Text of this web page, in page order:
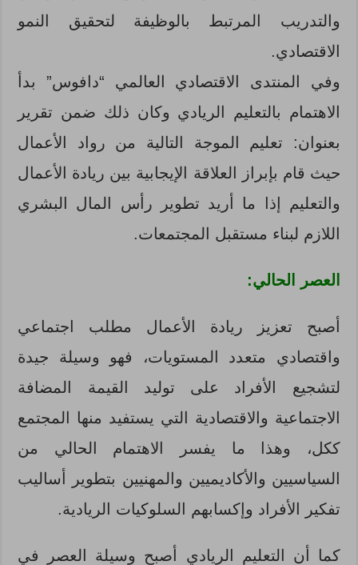
والتدريب المرتبط بالوظيفة لتحقيق النمو
الاقتصادي.
وفي المنتدى الاقتصادي العالمي “دافوس” بدأ
الاهتمام بالتعليم الريادي وكان ذلك ضمن تقرير
بعنوان: تعليم الموجة التالية من رواد الأعمال
حيث قام بإبراز العلاقة الإيجابية بين ريادة الأعمال
والتعليم إذا ما أريد تطوير رأس المال البشري
اللازم لبناء مستقبل المجتمعات.
العصر الحالي:
أصبح تعزيز ريادة الأعمال مطلب اجتماعي
واقتصادي متعدد المستويات، فهو وسيلة جيدة
لتشجيع الأفراد على توليد القيمة المضافة
الاجتماعية والاقتصادية التي يستفيد منها المجتمع
ككل، وهذا ما يفسر الاهتمام الحالي من
السياسيين والأكاديميين والمهنيين بتطوير أساليب
تفكير الأفراد وإكسابهم السلوكيات الريادية.
كما أن التعليم الريادي أصبح وسيلة العصر في